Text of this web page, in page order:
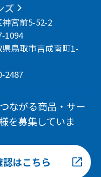
ズ
宮前5-52-2
1094
鳥取市吉成南町1-
2487
ながる商品・サー
を募集していま
はこちら